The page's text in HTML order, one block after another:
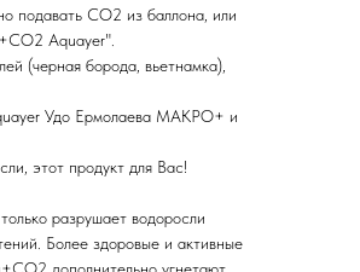
подавать СО2 из баллона, или
Aquayer".
(черная борода, вьетнамка),
Удо Ермолаева МАКРО+ и
этот продукт для Вас!
разрушает водоросли
Более здоровые и активные